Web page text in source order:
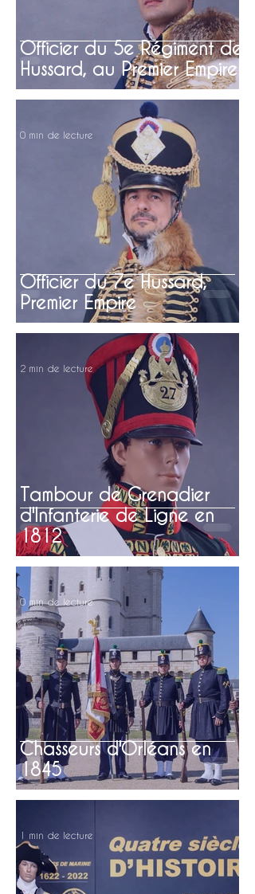
Officier du 5e Régiment de
Hussard, au Premier Empire
Officier du 7e Hussard,
Premier Empire
0 min de lecture
Tambour de Grenadier
d'Infanterie de Ligne en
1812
2 min de lecture
Chasseurs d'Orléans en
1845
0 min de lecture
1 min de lecture